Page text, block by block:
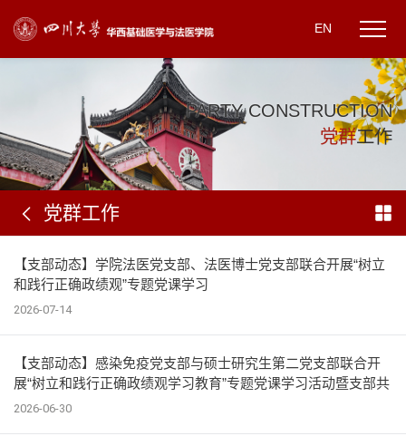
EN
PARTY CONSTRUCTION
党群工作
党群工作
【支部动态】学院法医党支部、法医博士党支部联合开展“树立
和践行正确政绩观”专题党课学习
2026-07-14
【支部动态】感染免疫党支部与硕士研究生第二党支部联合开
展“树立和践行正确政绩观学习教育”专题党课学习活动暨支部共
建活动
2026-06-30